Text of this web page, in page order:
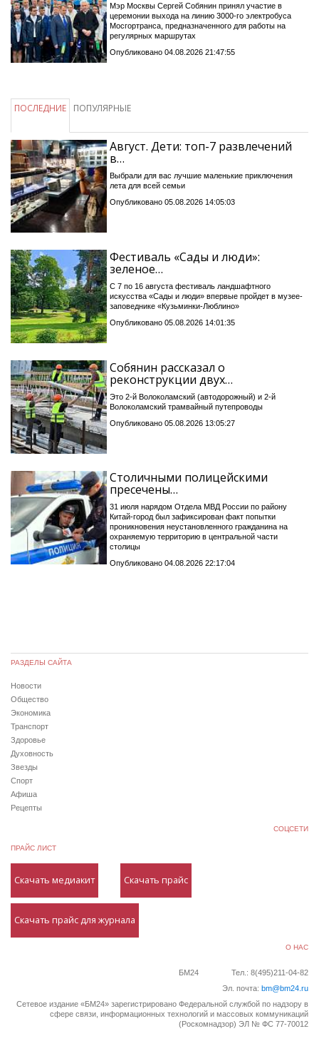
Мэр Москвы Сергей Собянин принял участие в
церемонии выхода на линию 3000-го электробуса
Мосгортранса, предназначенного для работы на
регулярных маршрутах
Опубликовано 04.08.2026 21:47:55
ПОСЛЕДНИЕ ПОПУЛЯРНЫЕ
Август. Дети: топ-7 развлечений
в…
Выбрали для вас лучшие маленькие приключения
лета для всей семьи
Опубликовано 05.08.2026 14:05:03
Фестиваль «Сады и люди»:
зеленое…
С 7 по 16 августа фестиваль ландшафтного
искусства «Сады и люди» впервые пройдет в музее-
заповеднике «Кузьминки-Люблино»
Опубликовано 05.08.2026 14:01:35
Собянин рассказал о
реконструкции двух…
Это 2-й Волоколамский (автодорожный) и 2-й
Волоколамский трамвайный путепроводы
Опубликовано 05.08.2026 13:05:27
Столичными полицейскими
пресечены…
31 июля нарядом Отдела МВД России по району
Китай-город был зафиксирован факт попытки
проникновения неустановленного гражданина на
охраняемую территорию в центральной части
столицы
Опубликовано 04.08.2026 22:17:04
РАЗДЕЛЫ САЙТА
Новости
Общество
Экономика
Транспорт
Здоровье
Духовность
Звезды
Спорт
Афиша
Рецепты
СОЦСЕТИ
ПРАЙС ЛИСТ
Скачать медиакит Скачать прайс
Скачать прайс для журнала
О НАС
БМ24
Тел.: 8(495)211-04-82
Эл. почта: bm@bm24.ru
Сетевое издание «БМ24» зарегистрировано Федеральной службой по надзору в
сфере связи, информационных технологий и массовых коммуникаций
(Роскомнадзор) ЭЛ № ФС 77-70012